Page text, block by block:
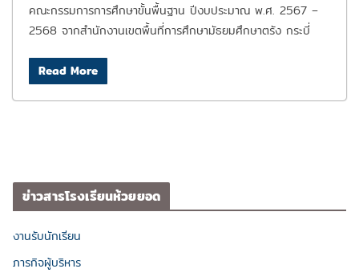
คณะกรรมการการศึกษาขั้นพื้นฐาน ปีงบประมาณ พ.ศ. 2567 –
2568 จากสำนักงานเขตพื้นที่การศึกษามัธยมศึกษาตรัง กระบี่
Read More
ข่าวสารโรงเรียนห้วยยอด
งานรับนักเรียน
ภารกิจผู้บริหาร